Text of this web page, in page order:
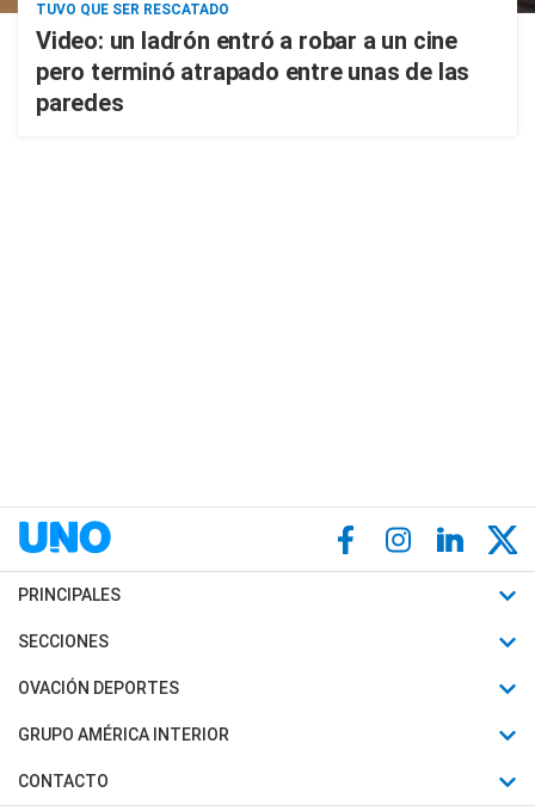
TUVO QUE SER RESCATADO
Video: un ladrón entró a robar a un cine
pero terminó atrapado entre unas de las
paredes
PRINCIPALES
Últimas Noticias
Política
Judiciales
SECCIONES
Horóscopo
Motores
Trucos caseros
OVACIÓN DEPORTES
Fútbol
Mundial
GRUPO AMÉRICA INTERIOR
Canal 7 en Vivo
CONTACTO